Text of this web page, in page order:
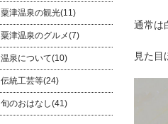
通常は
見た目
粟津温泉の観光(11)
粟津温泉のグルメ(7)
温泉について(10)
伝統工芸等(24)
旬のおはなし(41)